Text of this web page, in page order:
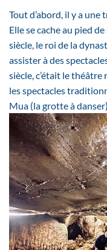
Tout d’abord, il y a
Elle se cache au pied
siècle, le roi de la
assister à des
siècle, c’était le
les spectacles
Mua (la grotte à danser)